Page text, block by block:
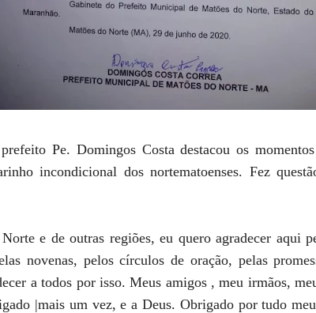
Pe. Domingos Costa destacou os
incondicional dos nortematoenses. Fez
e de outras regiões, eu quero agradecer aqui
novenas, pelos círculos de oração, pelas
a todos por isso. Meus amigos , meu irmãos,
|mais um vez, e a Deus. Obrigado por tudo